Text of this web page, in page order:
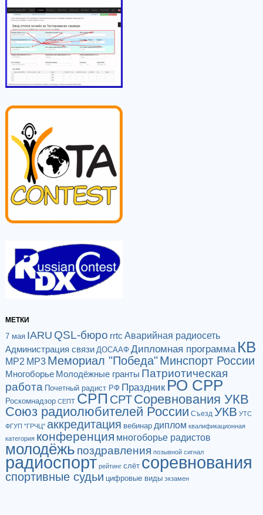
МЕТКИ
7 мая IARU QSL-бюро rrtc Аварийная радиосеть
Администрация связи ДОСААФ Дипломная программа КВ
МР2 МР3 Мемориал "Победа"Минспорт России
Многоборье Молодёжные гранты Патриотическая
работа Почетный радист РФ Праздник РО СРР
Роскомнадзор СЕПТ СРП СРТСоревнования УКВ
Союз радиолюбителей России Съезд УКВ УТС
ФГУП "ГРЧЦ" аккредитация вебинар диплом квалификационная
категория конференция многоборье радистов
молодёжь поздравления позывной сигнал
радиоспорт рейтинг слёт соревнования
спортивные судьи цифровые виды экзамен